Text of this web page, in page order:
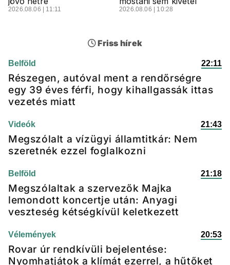
2026.08.06 | 11:11 2026.08.06 | 10:28
Friss hírek
Belföld 22:11
Részegen, autóval ment a rendőrségre
egy 39 éves férfi, hogy kihallgassák ittas
vezetés miatt
Videók 21:43
Megszólalt a vízügyi államtitkár: Nem
szeretnék ezzel foglalkozni
Belföld 21:18
Megszólaltak a szervezők Majka
lemondott koncertje után: Anyagi
veszteség kétségkívül keletkezett
Vélemények 20:53
Rovar úr rendkívüli bejelentése:
Nyomhatjátok a klímát ezerrel, a hűtőket